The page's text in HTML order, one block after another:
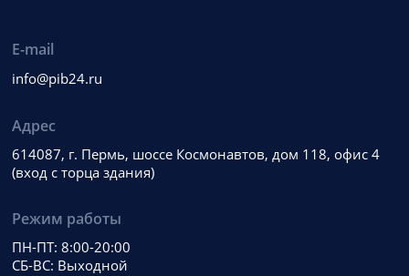
E-mail
info@pib24.ru
Адрес
614087, г. Пермь, шоссе Космонавтов, дом 118, офис 4
(вход с торца здания)
Режим работы
ПН-ПТ: 8:00-20:00
СБ-ВС: Выходной